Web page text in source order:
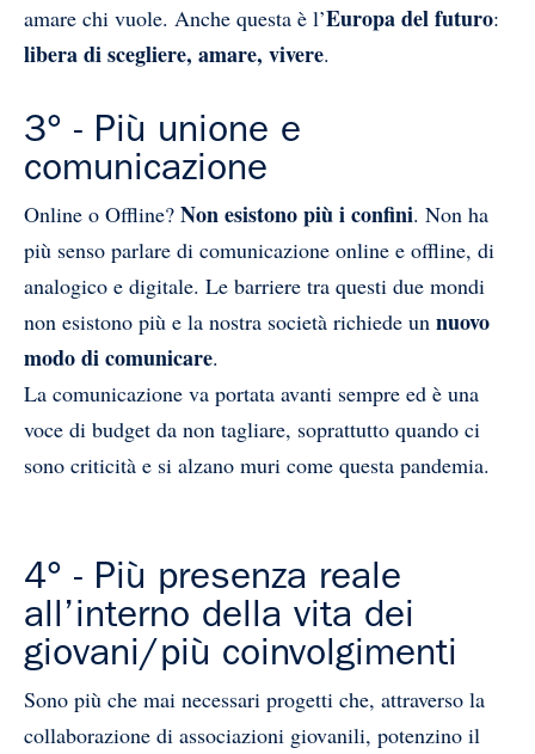
amare chi vuole. Anche questa è l’Europa del futuro:
libera di scegliere, amare, vivere.
3° - Più unione e
comunicazione
Online o Offline? Non esistono più i confini. Non ha
più senso parlare di comunicazione online e offline, di
analogico e digitale. Le barriere tra questi due mondi
non esistono più e la nostra società richiede un nuovo
modo di comunicare.
La comunicazione va portata avanti sempre ed è una
voce di budget da non tagliare, soprattutto quando ci
sono criticità e si alzano muri come questa pandemia.
4° - Più presenza reale
all’interno della vita dei
giovani/più coinvolgimenti
Sono più che mai necessari progetti che, attraverso la
collaborazione di associazioni giovanili, potenzino il